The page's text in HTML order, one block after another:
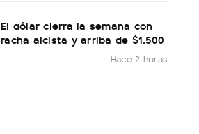
El dólar cierra la semana con
racha alcista y arriba de $1.500
Hace 2 horas